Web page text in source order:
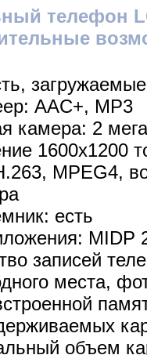
телефон
загружаемые
AAC+, MP3
камера: 2
1600х1200
MPEG4,
есть
MIDP
записей
места,
объем